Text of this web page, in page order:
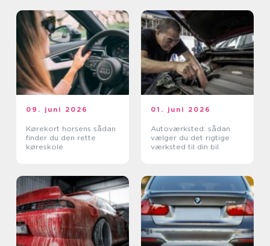
09. juni 2026
Kørekort horsens sådan
finder du den rette
køreskole
01. juni 2026
Autoværksted: sådan
vælger du det rigtige
værksted til din bil